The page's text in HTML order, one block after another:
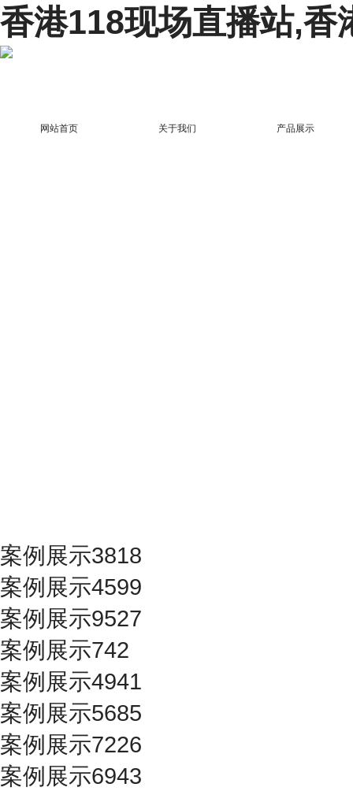
香港118现场直播站,香
网站首页 关于我们 产品展示
案例展示3818
案例展示4599
案例展示9527
案例展示742
案例展示4941
案例展示5685
案例展示7226
案例展示6943